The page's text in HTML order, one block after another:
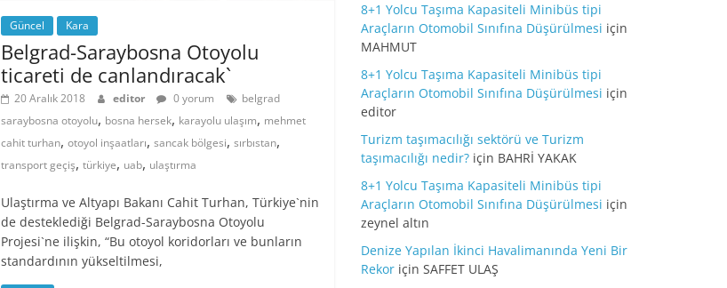
Güncel Kara
Belgrad-Saraybosna Otoyolu
ticareti de canlandıracak`
20 Aralık 2018 editor 0 yorum
belgrad
saraybosna otoyolu, bosna hersek, karayolu ulaşım, mehmet
cahit turhan,otoyol inşaatları,sancak bölgesi,sırbıstan,
transport geçiş,türkiye, uab, ulaştırma
Ulaştırma ve Altyapı Bakanı Cahit Turhan, Türkiye`nin
de desteklediği Belgrad-Saraybosna Otoyolu
Projesi`ne ilişkin, “Bu otoyol koridorları ve bunların
standardının yükseltilmesi,
8+1 Yolcu Taşıma Kapasiteli Minibüs tipi
Araçların Otomobil Sınıfına Düşürülmesi için
MAHMUT
8+1 Yolcu Taşıma Kapasiteli Minibüs tipi
Araçların Otomobil Sınıfına Düşürülmesi için
editor
Turizm taşımacılığı sektörü ve Turizm
taşımacılığı nedir? için BAHRİ YAKAK
8+1 Yolcu Taşıma Kapasiteli Minibüs tipi
Araçların Otomobil Sınıfına Düşürülmesi için
zeynel altın
Denize Yapılan İkinci Havalimanında Yeni Bir
Rekor için SAFFET ULAŞ